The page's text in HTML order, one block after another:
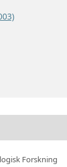
Forskning